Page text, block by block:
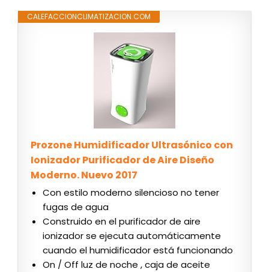
CALEFACCIONCLIMATIZACION.COM
Prozone Humidificador Ultrasónico con
Ionizador Purificador de Aire Diseño
Moderno. Nuevo 2017
Con estilo moderno silencioso no tener
fugas de agua
Construido en el purificador de aire
ionizador se ejecuta automáticamente
cuando el humidificador está funcionando
On / Off luz de noche , caja de aceite